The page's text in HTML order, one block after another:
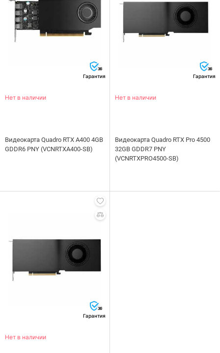
36
Гарантия
Нет в наличии
Видеокарта Quadro RTX A400 4GB
GDDR6 PNY (VCNRTXA400-SB)
36
Гарантия
Нет в наличии
Видеокарта Quadro RTX Pro 4500
32GB GDDR7 PNY
(VCNRTXPRO4500-SB)
36
Гарантия
Нет в наличии